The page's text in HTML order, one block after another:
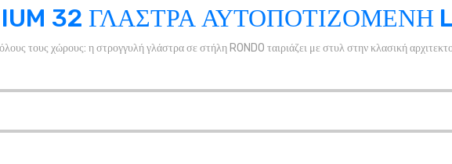
32 ΓΛΑΣΤΡΑ ΑΥΤΟΠΟΤΙΖΟΜΕΝΗ
τους χώρους: η στρογγυλή γλάστρα σε στήλη RONDO ταιριάζει με στυλ στην κλασική